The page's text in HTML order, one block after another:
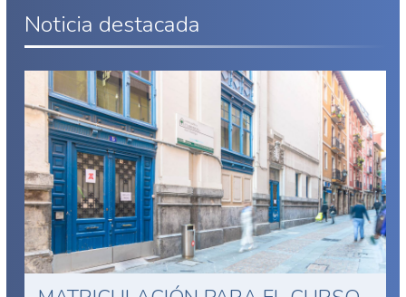
Noticia destacada